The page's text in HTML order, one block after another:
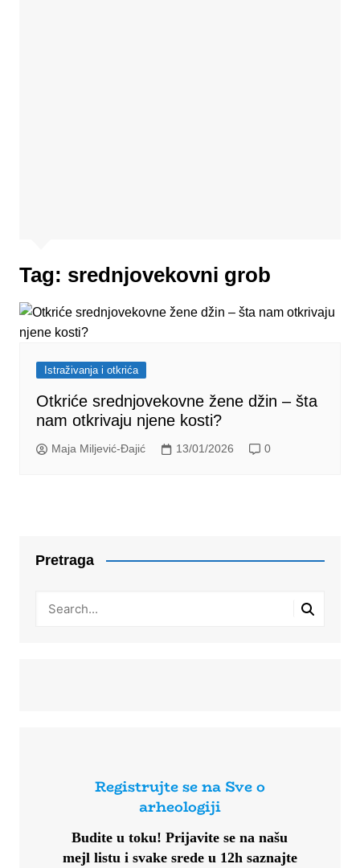
Tag: srednjovekovni grob
Istraživanja i otkrića
Otkriće srednjovekovne žene džin – šta
nam otkrivaju njene kosti?
Maja Miljević-Đajić 13/01/2026 0
Pretraga
Registrujte se na Sve o
arheologiji
Budite u toku!Prijavite se na našu
mejl listu i svake srede u 12h saznajte